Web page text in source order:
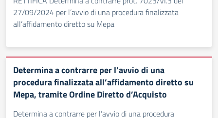
27/09/2024 per l’avvio di una procedura finalizzata
all’affidamento diretto su Mepa
Determina a contrarre per l’avvio di una
procedura finalizzata all’affidamento diretto su
Mepa, tramite Ordine Diretto d’Acquisto
Determina a contrarre per l’avvio di una procedura